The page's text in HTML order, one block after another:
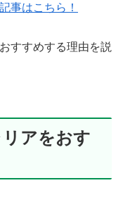
事はこちら！
すすめする理由を説
アをおす